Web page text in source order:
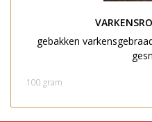
gebakken
100 gram